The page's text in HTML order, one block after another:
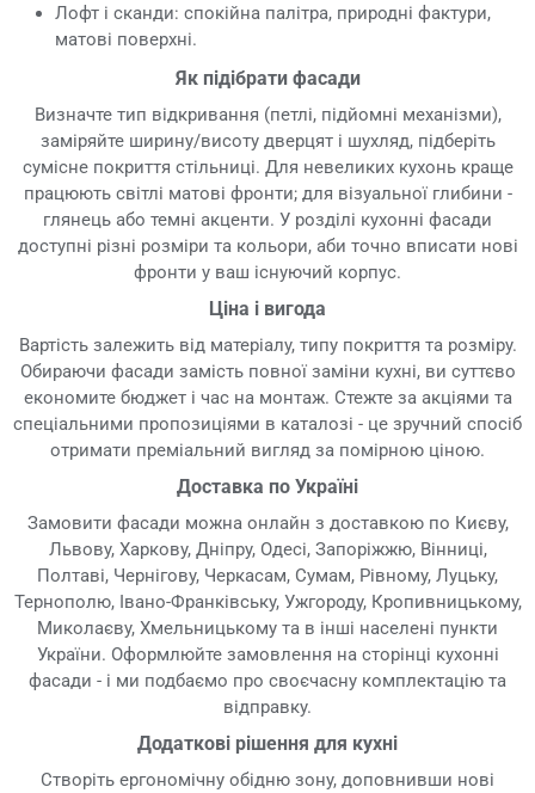
Лофт і сканди: спокійна палітра, природні фактури,
матові поверхні.
Як підібрати фасади
Визначте тип відкривання (петлі, підйомні механізми),
заміряйте ширину/висоту дверцят і шухляд, підберіть
сумісне покриття стільниці. Для невеликих кухонь краще
працюють світлі матові фронти; для візуальної глибини -
глянець або темні акценти. У розділі кухонні фасади
доступні різні розміри та кольори, аби точно вписати нові
фронти у ваш існуючий корпус.
Ціна і вигода
Вартість залежить від матеріалу, типу покриття та розміру.
Обираючи фасади замість повної заміни кухні, ви суттєво
економите бюджет і час на монтаж. Стежте за акціями та
спеціальними пропозиціями в каталозі - це зручний спосіб
отримати преміальний вигляд за помірною ціною.
Доставка по Україні
Замовити фасади можна онлайн з доставкою по Києву,
Львову, Харкову, Дніпру, Одесі, Запоріжжю, Вінниці,
Полтаві, Чернігову, Черкасам, Сумам, Рівному, Луцьку,
Тернополю, Івано-Франківську, Ужгороду, Кропивницькому,
Миколаєву, Хмельницькому та в інші населені пункти
України. Оформлюйте замовлення на сторінці кухонні
фасади - і ми подбаємо про своєчасну комплектацію та
відправку.
Додаткові рішення для кухні
Створіть ергономічну обідню зону, доповнивши нові